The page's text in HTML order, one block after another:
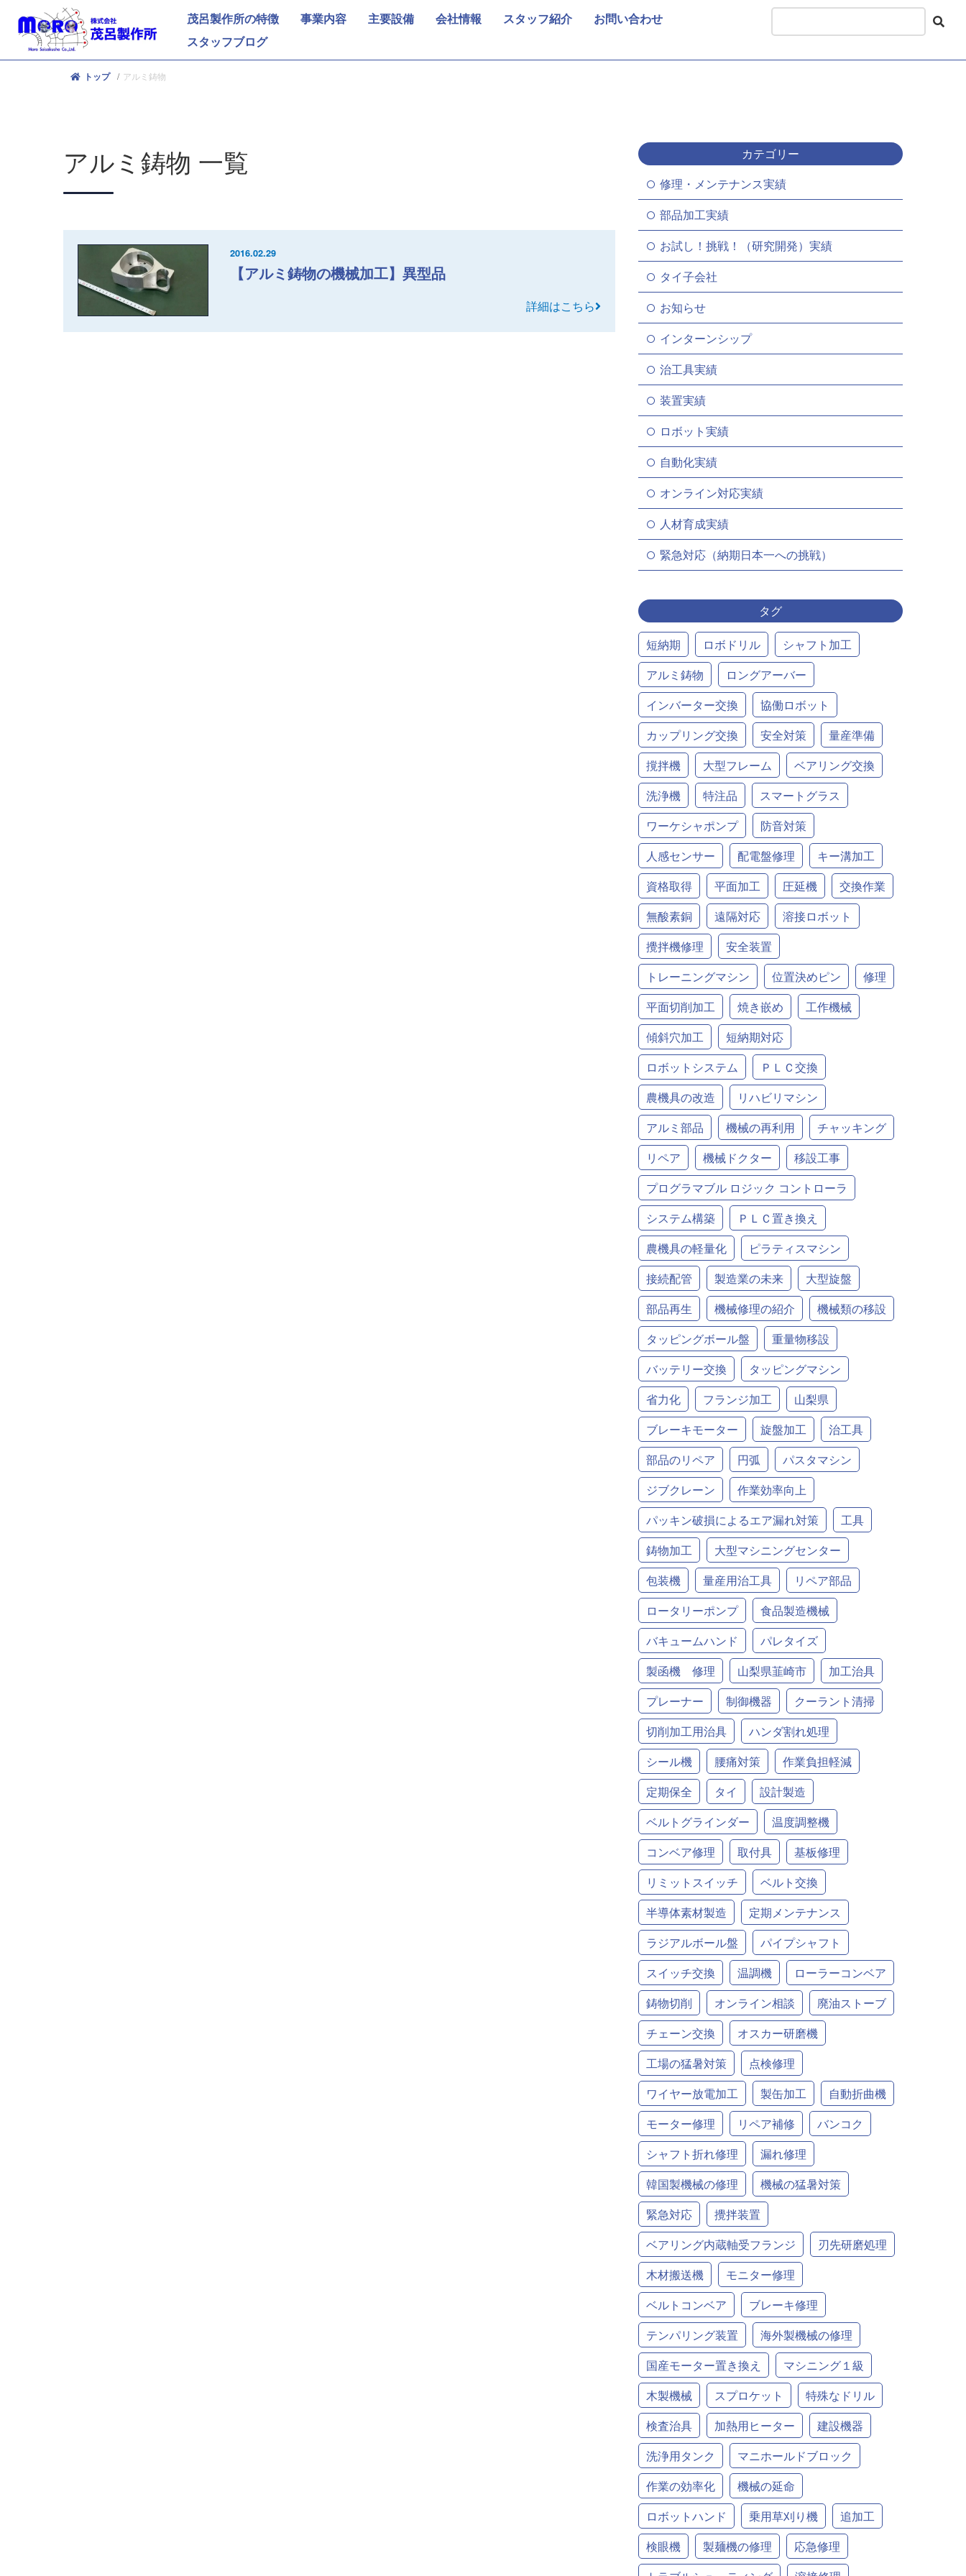
茂呂製作所の特徴 事業内容 主要設備 会社情報 スタッフ紹介
お問い合わせ
スタッフブログ
トップ アルミ鋳物
アルミ鋳物 一覧
2016.02.29
【アルミ鋳物の機械加工】異型品
詳細はこちら
カテゴリー
修理・メンテナンス実績
部品加工実績
お試し！挑戦！（研究開発）実績
タイ子会社
お知らせ
インターンシップ
治工具実績
装置実績
ロボット実績
自動化実績
オンライン対応実績
人材育成実績
緊急対応（納期日本一への挑戦）
タグ
短納期 ロボドリル
シャフト加工
アルミ鋳物
ロングアーバー
インバーター交換
協働ロボット
カップリング交換
安全対策
量産準備
撹拌機
大型フレーム
ベアリング交換
洗浄機
特注品
スマートグラス
ワーケシャポンプ
防音対策
人感センサー
配電盤修理
キー溝加工
資格取得
平面加工 圧延機
交換作業
無酸素銅
遠隔対応
溶接ロボット
攪拌機修理
安全装置
トレーニングマシン
位置決めピン
修理
平面切削加工
焼き嵌め
工作機械
傾斜穴加工
短納期対応
ロボットシステム
ＰＬＣ交換
農機具の改造
リハビリマシン
アルミ部品
機械の再利用
チャッキング
リペア
機械ドクター
移設工事
プログラマブル ロジック コントローラ
システム構築
ＰＬＣ置き換え
農機具の軽量化
ピラティスマシン
接続配管
製造業の未来
大型旋盤
部品再生
機械修理の紹介
機械類の移設
タッピングボール盤
重量物移設
バッテリー交換
タッピングマシン
省力化
フランジ加工
山梨県
ブレーキモーター
旋盤加工
治工具
部品のリペア
円弧
パスタマシン
ジブクレーン
作業効率向上
パッキン破損によるエア漏れ対策
工具
鋳物加工
大型マシニングセンター
包装機
量産用治工具
リペア部品
ロータリーポンプ
食品製造機械
バキュームハンド
パレタイズ
製函機 修理
山梨県韮崎市
加工治具
プレーナー
制御機器
クーラント清掃
切削加工用治具
ハンダ割れ処理
シール機
腰痛対策
作業負担軽減
定期保全
タイ
設計製造
ベルトグラインダー
温度調整機
コンベア修理
取付具
基板修理
リミットスイッチ
ベルト交換
半導体素材製造
定期メンテナンス
ラジアルボール盤
パイプシャフト
スイッチ交換
温調機
ローラーコンベア
鋳物切削
オンライン相談
廃油ストーブ
チェーン交換
オスカー研磨機
工場の猛暑対策
点検修理
ワイヤー放電加工
製缶加工
自動折曲機
モーター修理
リペア補修
バンコク
シャフト折れ修理
漏れ修理
韓国製機械の修理
機械の猛暑対策
緊急対応
攪拌装置
ベアリング内蔵軸受フランジ
刃先研磨処理
木材搬送機
モニター修理
ベルトコンベア
ブレーキ修理
テンパリング装置
海外製機械の修理
国産モーター置き換え
マシニング１級
木製機械
スプロケット
特殊なドリル
検査治具
加熱用ヒーター
建設機器
洗浄用タンク
マニホールドブロック
作業の効率化
機械の延命
ロボットハンド
乗用草刈り機
追加工
検眼機
製麺機の修理
応急修理